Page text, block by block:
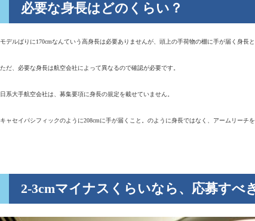
必要な身長はどのくらい？
モデルばりに170cmなんていう高身長は必要ありませんが、頭上の手荷物の棚に手が届く身長
ただ、必要な身長は航空会社によって異なるので確認が必要です。
日系大手航空会社は、募集要項に身長の規定を載せていません。
キャセイパシフィックのように208cmに手が届くこと。のように身長ではなく、アームリーチ
2-3cmマイナスくらいなら、応募すべ